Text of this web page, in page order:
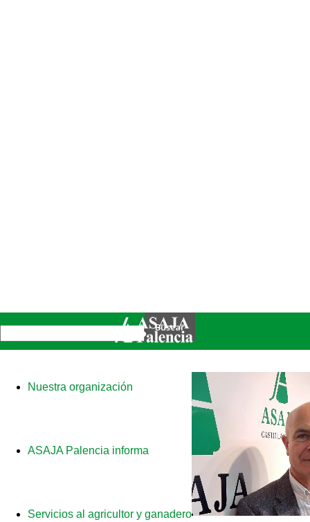
Nuestra organización
ASAJA Palencia informa
Servicios al agricultor y ganadero